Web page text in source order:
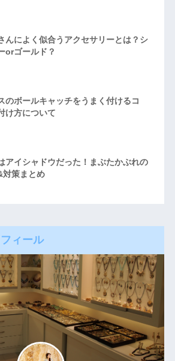
んによく似合うアクセサリーとは？シ
orゴールド？
のボールキャッチをうまく付けるコ
け方について
アイシャドウだった！まぶたかぶれの
対策まとめ
ィール